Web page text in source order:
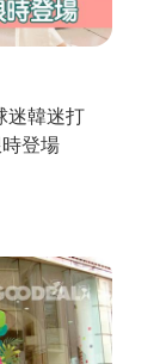
迷韓迷打
登場